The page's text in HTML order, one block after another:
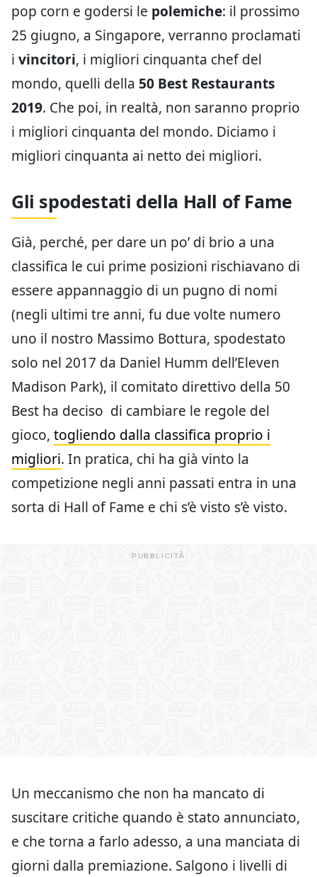
pop corn e godersi le polemiche: il prossimo
25 giugno, a Singapore, verranno proclamati
i vincitori, i migliori cinquanta chef del
mondo, quelli della 50 Best Restaurants
2019. Che poi, in realtà, non saranno proprio
i migliori cinquanta del mondo. Diciamo i
migliori cinquanta ai netto dei migliori.
Gli spodestati della Hall of Fame
Già, perché, per dare un po’ di brio a una
classifica le cui prime posizioni rischiavano di
essere appannaggio di un pugno di nomi
(negli ultimi tre anni, fu due volte numero
uno il nostro Massimo Bottura, spodestato
solo nel 2017 da Daniel Humm dell’Eleven
Madison Park), il comitato direttivo della 50
Best ha deciso di cambiare le regole del
gioco, togliendo dalla classifica proprio i
migliori. In pratica, chi ha già vinto la
competizione negli anni passati entra in una
sorta di Hall of Fame e chi s’è visto s’è visto.
Un meccanismo che non ha mancato di
suscitare critiche quando è stato annunciato,
e che torna a farlo adesso, a una manciata di
giorni dalla premiazione. Salgono i livelli di